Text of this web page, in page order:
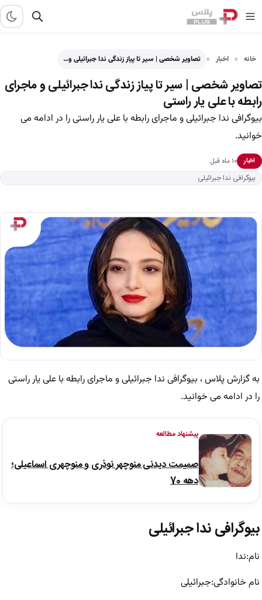
خانه اخبار تصاویر شخصی | سیر تا پیاز زندگی ندا جبرائیلی و…
تصاویر شخصی | سیر تا پیاز زندگی ندا جبرائیلی و ماجرای
رابطه با علی یار راستی
بیوگرافی ندا جبرائیلی و ماجرای رابطه با علی یار راستی را در ادامه می
خوانید.
اخبار
۱۰ ماه قبل
بیوگرافی ندا جبرائیلی
به گزارش پلاس ، بیوگرافی ندا جبرائیلی و ماجرای رابطه با علی یار راستی
را در ادامه می خوانید.
پیشنهاد مطالعه
صمیمت دیدنی منوچهر نوذری و منوچهری اسماعیلی؛
دهه 70
بیوگرافی ندا جبرائیلی
نام:ندا
نام خانوادگی:جبرائیلی